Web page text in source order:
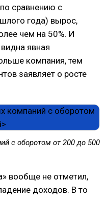
сравнению с
года) вырос,
чем на 50%. И
явная
компания, тем
заявляет о росте
с оборотом от 200 до 500
вообще не отметил,
доходов. В то